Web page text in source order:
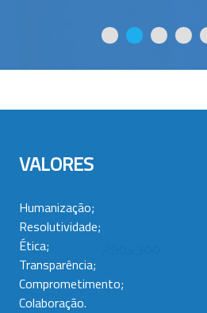
VALORES
Humanização;
Resolutividade;
Ética;
Transparência;
Comprometimento;
Colaboração.